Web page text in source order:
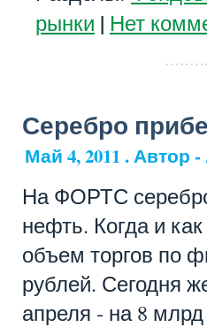
рынки | Нет
Серебро
Май 4, 2011 . Автор
На ФОРТС
нефть. Когда и
объем торгов по
рублей. Сегодня
апреля - на 8